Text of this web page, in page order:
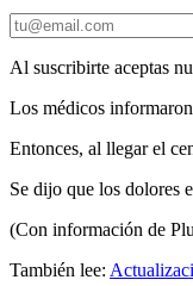
Al suscribirte aceptas
Los médicos
Entonces, al llegar el
Se dijo que los dolores
(Con información de
También lee: